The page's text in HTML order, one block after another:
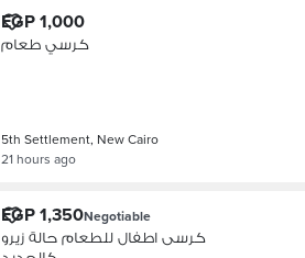
EGP 1,000
كرسي طعام
5th Settlement, New Cairo
21 hours ago
EGP 1,350Negotiable
كرسى اطفال للطعام حالة زيرو